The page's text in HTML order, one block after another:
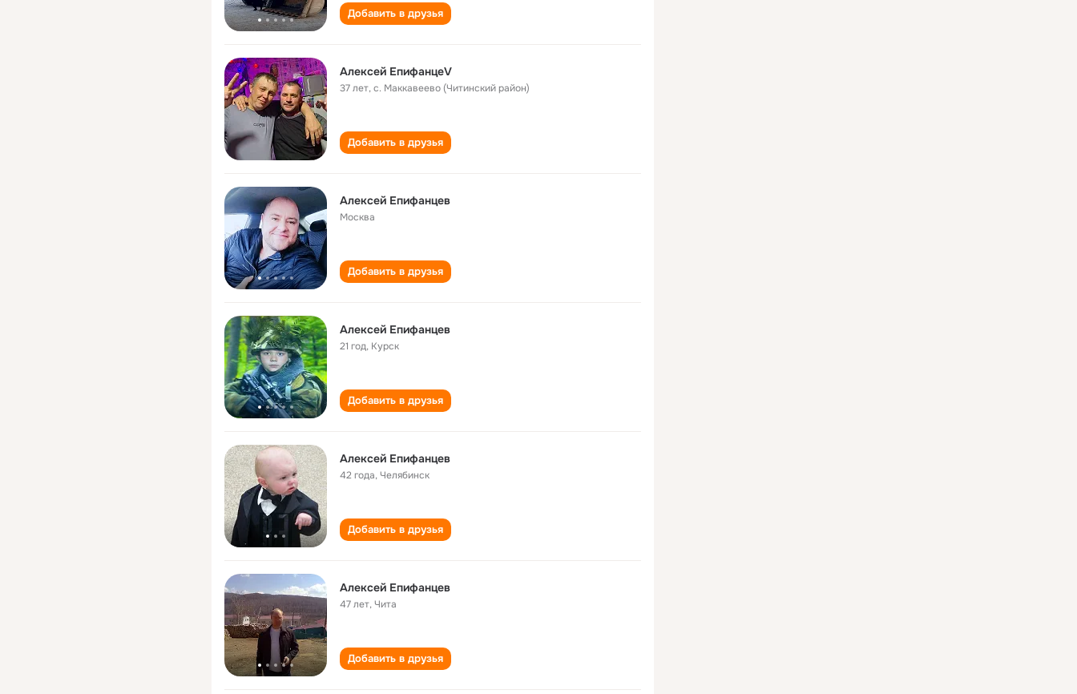
Добавить в друзья
Алексей ЕпифанцеV
37 лет,с. Маккавеево (Читинский район)
Добавить в друзья
Алексей Епифанцев
Москва
Добавить в друзья
Алексей Епифанцев
21 год, Курск
Добавить в друзья
Алексей Епифанцев
42 года,Челябинск
Добавить в друзья
Алексей Епифанцев
47 лет,Чита
Добавить в друзья